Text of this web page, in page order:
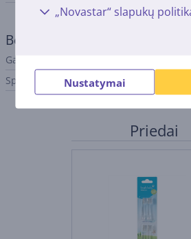
„Novastar“ slapukų
Nustatymai
Bendri parametrai
Gamintojas
Spalva
Priedai